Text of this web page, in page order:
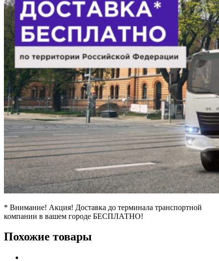
* Внимание! Акция! Доставка до терминала транспортной
компании в вашем городе БЕСПЛАТНО!
Похожие товары